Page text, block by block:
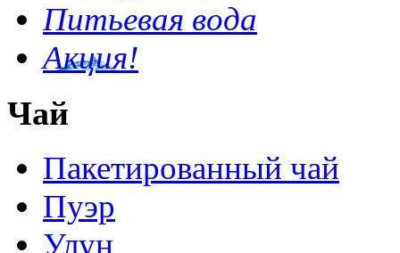
Питьевая вода
Акция!
Чай
Пакетированный чай
Пуэр
Улун